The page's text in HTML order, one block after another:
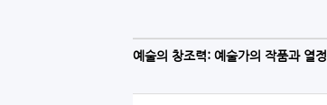
예술의 창조력: 예술가의 작품과 열정